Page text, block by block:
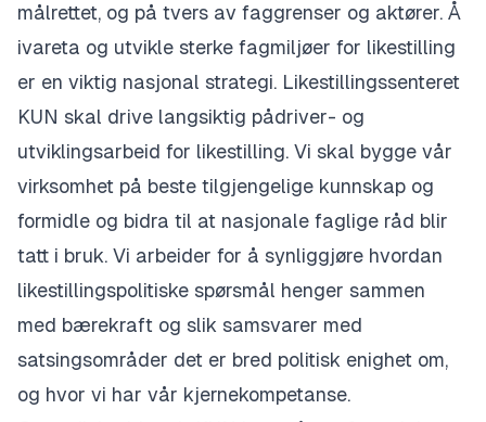
målrettet, og på tvers av faggrenser og aktører. Å
ivareta og utvikle sterke fagmiljøer for likestilling
er en viktig nasjonal strategi. Likestillingssenteret
KUN skal drive langsiktig pådriver- og
utviklingsarbeid for likestilling. Vi skal bygge vår
virksomhet på beste tilgjengelige kunnskap og
formidle og bidra til at nasjonale faglige råd blir
tatt i bruk. Vi arbeider for å synliggjøre hvordan
likestillingspolitiske spørsmål henger sammen
med bærekraft og slik samsvarer med
satsingsområder det er bred politisk enighet om,
og hvor vi har vår kjernekompetanse.